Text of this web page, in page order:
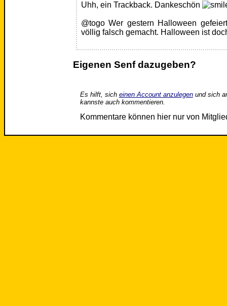
Uhh, ein Trackback. Dankeschön
@togo Wer gestern Halloween
völlig falsch gemacht. Halloween ist
Eigenen Senf dazugeben?
Es hilft, sich einen Account anzulegenund sich
kannste auch kommentieren.
Kommentare können hier nur von